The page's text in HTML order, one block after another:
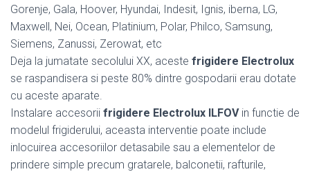
Gorenje, Gala, Hoover, Hyundai, Indesit, Ignis, iberna, LG,
Maxwell, Nei, Ocean, Platinium, Polar, Philco, Samsung,
Siemens, Zanussi, Zerowat, etc
Deja la jumatate secolului XX, aceste frigidere Electrolux
se raspandisera si peste 80% dintre gospodarii erau dotate
cu aceste aparate.
Instalare accesorii frigidere Electrolux ILFOVin functie de
modelul frigiderului, aceasta interventie poate include
inlocuirea accesoriilor detasabile sau a elementelor de
prindere simple precum gratarele, balconetii, rafturile,